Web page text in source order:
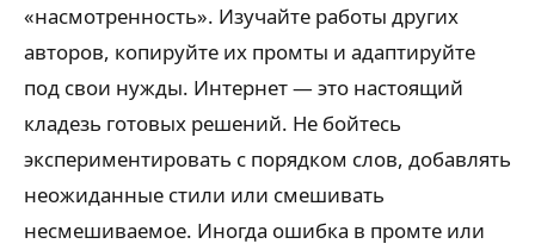
«насмотренность». Изучайте работы других
авторов, копируйте их промты и адаптируйте
под свои нужды. Интернет — это настоящий
кладезь готовых решений. Не бойтесь
экспериментировать с порядком слов, добавлять
неожиданные стили или смешивать
несмешиваемое. Иногда ошибка в промте или